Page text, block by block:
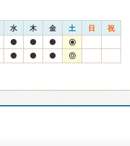
水 木 金 土 日 祝